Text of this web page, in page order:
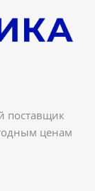
поставщик
ценам